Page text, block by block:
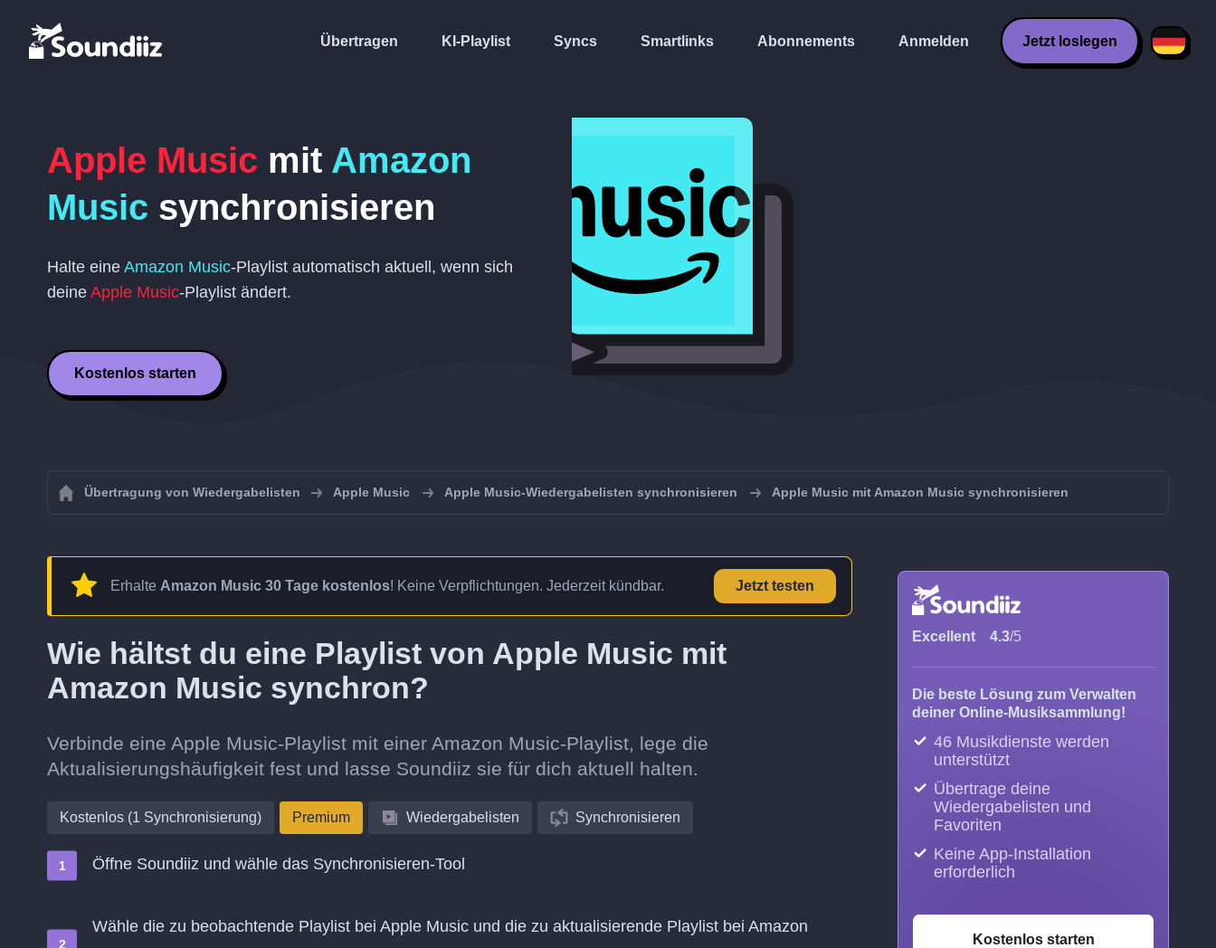
Übertragen KI-Playlist Syncs Smartlinks Abonnements Anmelden Jetzt loslegen
Apple Music mit Amazon
Music synchronisieren
Halte eine Amazon Music-Playlist automatisch aktuell, wenn sich
deine Apple Music-Playlist ändert.
Kostenlos starten
Übertragung von Wiedergabelisten Apple Music Apple Music-Wiedergabelisten synchronisieren Apple Music mit Amazon Music synchronisieren
Erhalte Amazon Music 30 Tage kostenlos! Keine Verpflichtungen. Jederzeit kündbar. Jetzt testen
Wie hältst du eine Playlist von Apple Music mit
Amazon Music synchron?
Verbinde eine Apple Music-Playlist mit einer Amazon Music-Playlist, lege die
Aktualisierungshäufigkeit fest und lasse Soundiiz sie für dich aktuell halten.
Kostenlos (1 Synchronisierung) Premium Wiedergabelisten Synchronisieren
Öffne Soundiiz und wähle das Synchronisieren-Tool
Wähle die zu beobachtende Playlist bei Apple Music und die zu aktualisierende Playlist bei Amazon
Excellent 4.3/5
Die beste Lösung zum Verwalten
deiner Online-Musiksammlung!
46 Musikdienste werden
unterstützt
Übertrage deine
Wiedergabelisten und
Favoriten
Keine App-Installation
erforderlich
Kostenlos starten